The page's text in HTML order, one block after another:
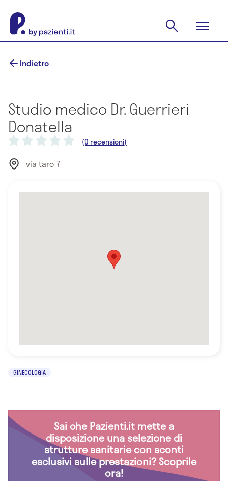
Indietro
Studio medico Dr. Guerrieri
Donatella
(0 recensioni)
via taro 7
GINECOLOGIA
Sai che Pazienti.it mette a
disposizione una selezione di
strutture sanitarie con sconti
esclusivi sulle prestazioni? Scoprile
ora!